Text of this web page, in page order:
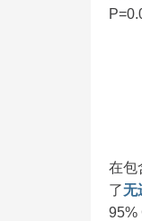
在包
了无
95%